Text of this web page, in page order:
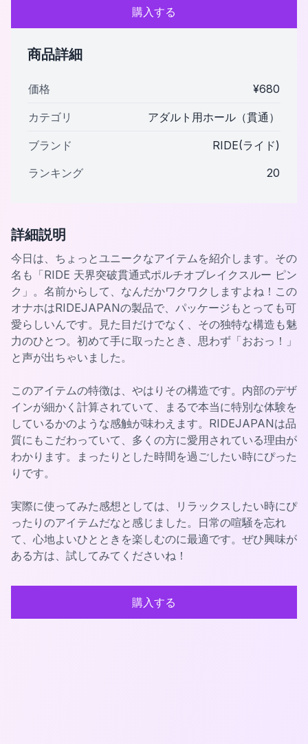
購入する
商品詳細
価格 ¥680
カテゴリ アダルト用ホール（貫通）
ブランド
RIDE(ライド)
ランキング
20
詳細説明
今日は、ちょっとユニークなアイテムを紹介します。その
名も「RIDE 天界突破貫通式ポルチオブレイクスルー ピン
ク」。名前からして、なんだかワクワクしますよね！この
オナホはRIDEJAPANの製品で、パッケージもとっても可
愛らしいんです。見た目だけでなく、その独特な構造も魅
力のひとつ。初めて手に取ったとき、思わず「おおっ！」
と声が出ちゃいました。
このアイテムの特徴は、やはりその構造です。内部のデザ
インが細かく計算されていて、まるで本当に特別な体験を
しているかのような感触が味わえます。RIDEJAPANは品
質にもこだわっていて、多くの方に愛用されている理由が
わかります。まったりとした時間を過ごしたい時にぴった
りです。
実際に使ってみた感想としては、リラックスしたい時にぴ
ったりのアイテムだなと感じました。日常の喧騒を忘れ
て、心地よいひとときを楽しむのに最適です。ぜひ興味が
ある方は、試してみてくださいね！
購入する